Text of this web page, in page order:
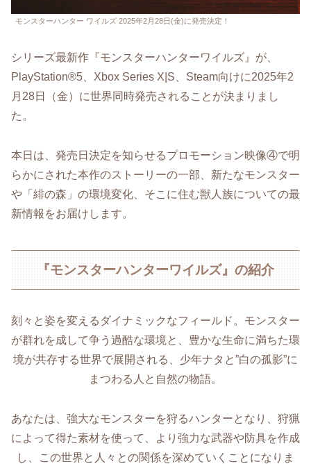
モンスターハンター ワイルズ 2025年2月28日(金)に発売決定！
シリーズ最新作『モンスターハンターワイルズ』が、
PlayStation®5、Xbox Series X|S、Steam向けに2025年2
月28日（金）に世界同時発売されることが決まりまし
た。
本日は、発売日決定を知らせるプロモーション映像④で明
らかにされた本作のストーリーの一部、新たなモンスター
や「緋の森」の環境変化、そこに住む獣人族についての最
新情報をお届けします。
『モンスターハンターワイルズ』の紹介
刻々と姿を変えるダイナミックなフィールド。モンスター
が群れを成して争う過酷な環境と、豊かな生命に満ちた環
境が共存する世界で展開される、少年ナタと”白の孤影”に
まつわる人と自然の物語。
あなたは、強大なモンスターを狩るハンターとなり、狩猟
によって得た素材を使って、より強力な武器や防具を作成
し、この世界と人々との関係を深めていくことになりま